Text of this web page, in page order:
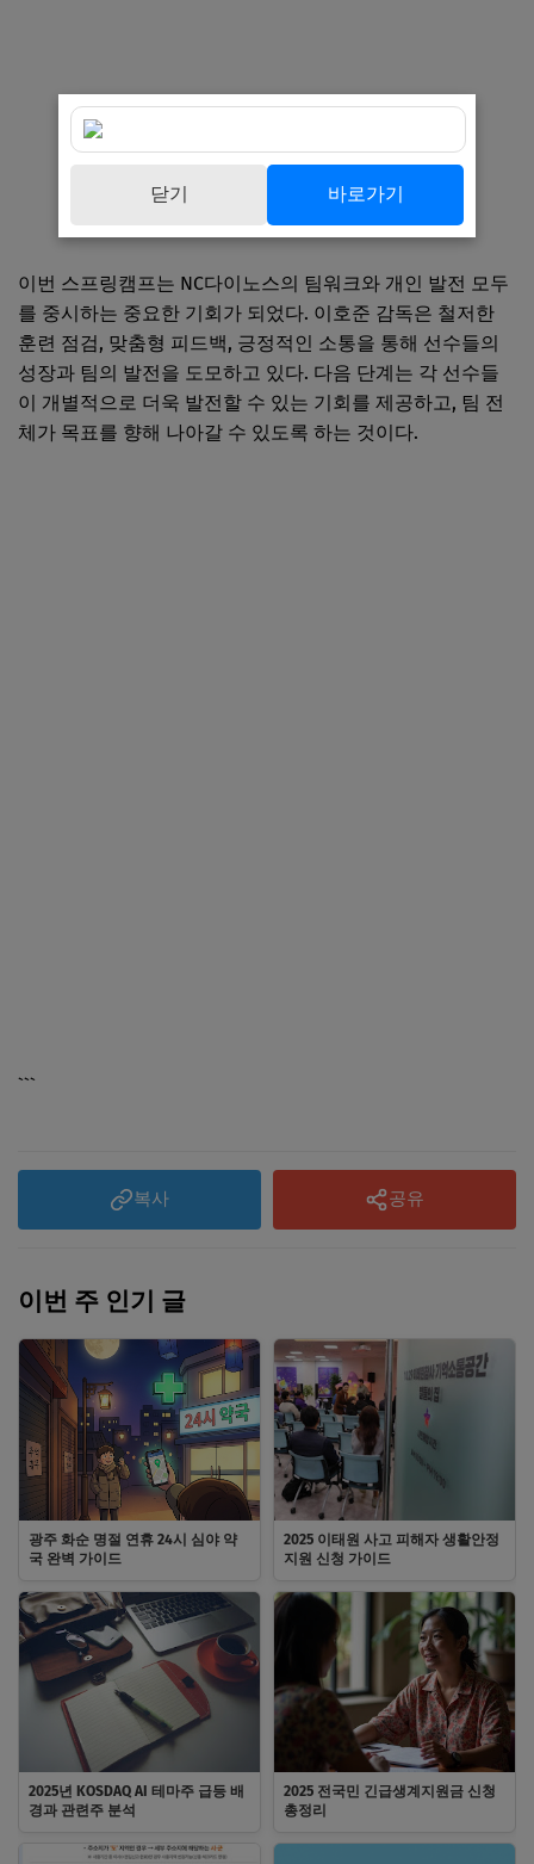
이번 스프링캠프는 NC다이노스의 팀워크와 개인 발전 모두
를 중시하는 중요한 기회가 되었다. 이호준 감독은 철저한
훈련 점검, 맞춤형 피드백, 긍정적인 소통을 통해 선수들의
성장과 팀의 발전을 도모하고 있다. 다음 단계는 각 선수들
이 개별적으로 더욱 발전할 수 있는 기회를 제공하고, 팀 전
체가 목표를 향해 나아갈 수 있도록 하는 것이다.
```
복사 공유
이번 주 인기 글
광주 화순 명절 연휴 24시 심야 약
국 완벽 가이드
2025 이태원 사고 피해자 생활안정
지원 신청 가이드
2025년 KOSDAQ AI 테마주 급등 배
경과 관련주 분석
2025 전국민 긴급생계지원금 신청
총정리
닫기 바로가기